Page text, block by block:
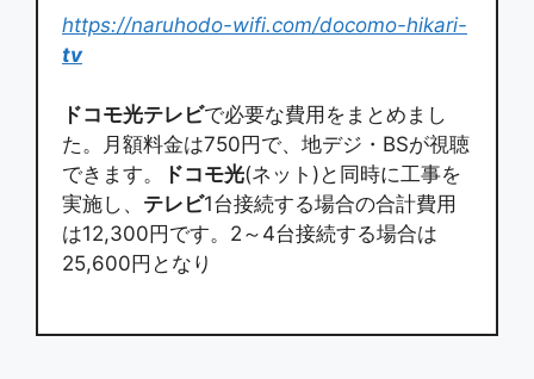
https://naruhodo-wifi.com/docomo-hikari-
tv
ドコモ光テレビで必要な費用をまとめまし
た。月額料金は750円で、地デジ・BSが視聴
できます。
ドコモ光(ネット)と同時に工事を
実施し、 テレビ1台接続する場合の合計費用
は12,300円です。2～4台接続する場合は
25,600円となり